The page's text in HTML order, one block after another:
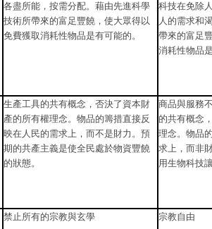
各盡所能，按需分配。藉由先進科學
技術所帶來的富足豐饒，使大眾得以
免費獲取消耗性物品是有可能的。
科技在免除
人的需求和
帶來的富足
消耗性物品
生產工具的共有概念，否決了資本財
產的所有權理念。物品的籌措直接反
映在人民的需求上，而不是財力。預
期的共產主義是使全民處於物資豐饒
的狀態。
商品與服務
的共有概念
理念。物品
求上，而非
用生物科技
禁止所有的宗教與玄學 宗教自由